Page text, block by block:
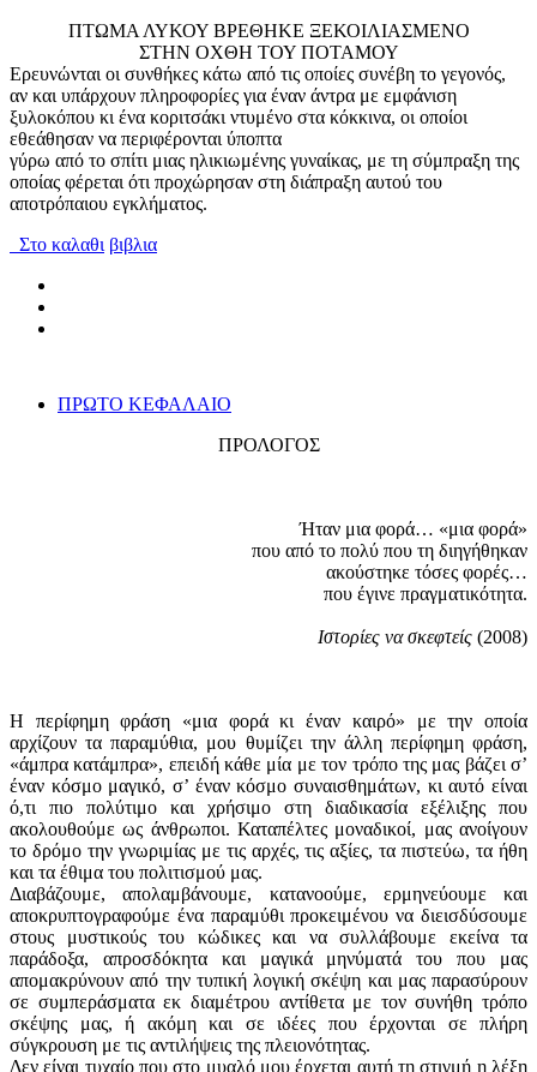
ΠΤΩΜΑ ΛΥΚΟΥ ΒΡΕΘΗΚΕ ΞΕΚΟΙΛΙΑΣΜΕΝΟ
ΣΤΗΝ ΟΧΘΗ ΤΟΥ ΠΟΤΑΜΟΥ
Ερευνώνται οι συνθήκες κάτω από τις οποίες συνέβη το γεγονός,
αν και υπάρχουν πληροφορίες για έναν άντρα με εμφάνιση
ξυλοκόπου κι ένα κοριτσάκι ντυμένο στα κόκκινα, οι οποίοι
εθεάθησαν να περιφέρονται ύποπτα
γύρω από το σπίτι μιας ηλικιωμένης γυναίκας, με τη σύμπραξη της
οποίας φέρεται ότι προχώρησαν στη διάπραξη αυτού του
αποτρόπαιου εγκλήματος.
Στο καλαθι βιβλια
ΠΡΩΤΟ ΚΕΦΑΛΑΙΟ
ΠΡΟΛΟΓΟΣ
Ήταν μια φορά… «μια φορά»
που από το πολύ που τη διηγήθηκαν
ακούστηκε τόσες φορές…
που έγινε πραγματικότητα.
Ιστορίες να σκεφτείς (2008)
Η περίφημη φράση «μια φορά κι έναν καιρό» με την οποία
αρχίζουν τα παραμύθια, μου θυμίζει την άλλη περίφημη φράση,
«άμπρα κατάμπρα», επειδή κάθε μία με τον τρόπο της μας βάζει σ’
έναν κόσμο μαγικό, σ’ έναν κόσμο συναισθημάτων, κι αυτό είναι
ό,τι πιο πολύτιμο και χρήσιμο στη διαδικασία εξέλιξης που
ακολουθούμε ως άνθρωποι. Καταπέλτες μοναδικοί, μας ανοίγουν
το δρόμο την γνωριμίας με τις αρχές, τις αξίες, τα πιστεύω, τα ήθη
και τα έθιμα του πολιτισμού μας.
Διαβάζουμε, απολαμβάνουμε, κατανοούμε, ερμηνεύουμε και
αποκρυπτογραφούμε ένα παραμύθι προκειμένου να διεισδύσουμε
στους μυστικούς του κώδικες και να συλλάβουμε εκείνα τα
παράδοξα, απροσδόκητα και μαγικά μηνύματά του που μας
απομακρύνουν από την τυπική λογική σκέψη και μας παρασύρουν
σε συμπεράσματα εκ διαμέτρου αντίθετα με τον συνήθη τρόπο
σκέψης μας, ή ακόμη και σε ιδέες που έρχονται σε πλήρη
σύγκρουση με τις αντιλήψεις της πλειονότητας.
Δεν είναι τυχαίο που στο μυαλό μου έρχεται αυτή τη στιγμή η λέξη